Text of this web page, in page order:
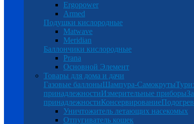
Ergopower
Armed
Подушки кислородные
Matwave
Meridian
Баллончики кислородные
Prana
Основной Элемент
Товары для дома и дачи
Газовые баллоныШампура-Самокруты
принадлежностиИзмерительные приборы
принадлежностиКонсервирование
Уничтожитель летающих насекомых
Отпугиватель кошек